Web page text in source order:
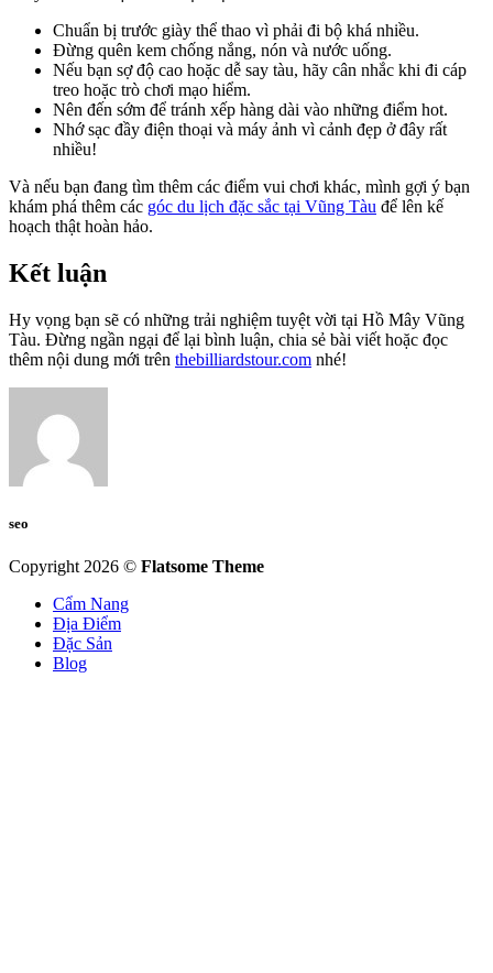
Chuẩn bị trước giày thể thao vì phải đi bộ khá nhiều.
Đừng quên kem chống nắng, nón và nước uống.
Nếu bạn sợ độ cao hoặc dễ say tàu, hãy cân nhắc khi đi cáp
treo hoặc trò chơi mạo hiểm.
Nên đến sớm để tránh xếp hàng dài vào những điểm hot.
Nhớ sạc đầy điện thoại và máy ảnh vì cảnh đẹp ở đây rất
nhiều!
Và nếu bạn đang tìm thêm các điểm vui chơi khác, mình gợi ý bạn
khám phá thêm các góc du lịch đặc sắc tại Vũng Tàu để lên kế
hoạch thật hoàn hảo.
Kết luận
Hy vọng bạn sẽ có những trải nghiệm tuyệt vời tại Hồ Mây Vũng
Tàu. Đừng ngần ngại để lại bình luận, chia sẻ bài viết hoặc đọc
thêm nội dung mới trên thebilliardstour.com nhé!
seo
Copyright 2026 © Flatsome Theme
Cẩm Nang
Địa Điểm
Đặc Sản
Blog